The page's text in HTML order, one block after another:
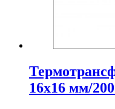
16х16 мм/